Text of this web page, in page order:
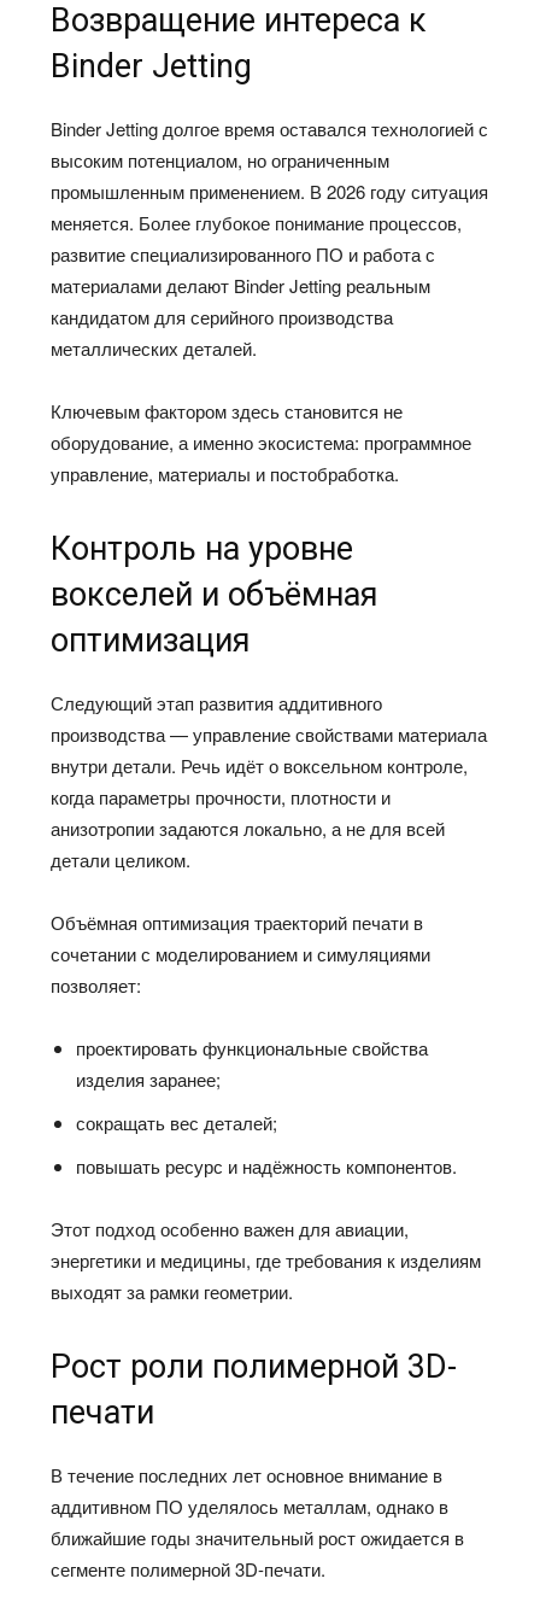
Возвращение интереса к
Binder Jetting
Binder Jetting долгое время оставался технологией с
высоким потенциалом, но ограниченным
промышленным применением. В 2026 году ситуация
меняется. Более глубокое понимание процессов,
развитие специализированного ПО и работа с
материалами делают Binder Jetting реальным
кандидатом для серийного производства
металлических деталей.
Ключевым фактором здесь становится не
оборудование, а именно экосистема: программное
управление, материалы и постобработка.
Контроль на уровне
вокселей и объёмная
оптимизация
Следующий этап развития аддитивного
производства — управление свойствами материала
внутри детали. Речь идёт о воксельном контроле,
когда параметры прочности, плотности и
анизотропии задаются локально, а не для всей
детали целиком.
Объёмная оптимизация траекторий печати в
сочетании с моделированием и симуляциями
позволяет:
проектировать функциональные свойства
изделия заранее;
сокращать вес деталей;
повышать ресурс и надёжность компонентов.
Этот подход особенно важен для авиации,
энергетики и медицины, где требования к изделиям
выходят за рамки геометрии.
Рост роли полимерной 3D-
печати
В течение последних лет основное внимание в
аддитивном ПО уделялось металлам, однако в
ближайшие годы значительный рост ожидается в
сегменте полимерной 3D-печати.